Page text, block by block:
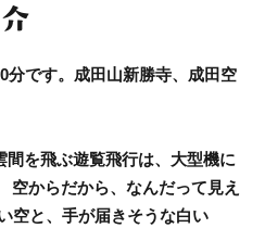
分です。成田山新勝寺、成田空
間を飛ぶ遊覧飛行は、大型機に
空からだから、なんだって見え
空と、手が届きそうな白い